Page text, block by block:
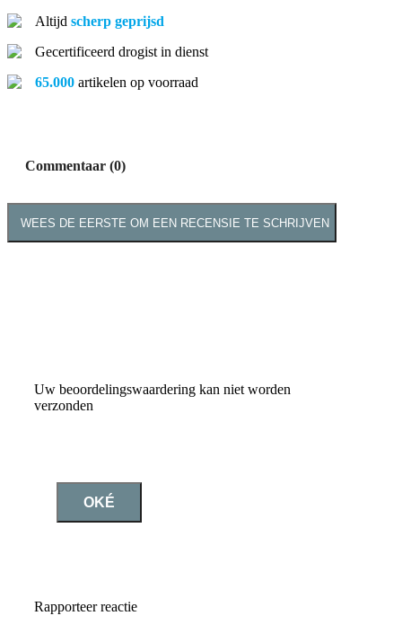
Altijd scherp geprijsd
Gecertificeerd drogist in dienst
65.000 artikelen op voorraad
Commentaar (0)
WEES DE EERSTE OM EEN RECENSIE TE SCHRIJVEN
Uw beoordelingswaardering kan niet worden
verzonden
OKÉ
Rapporteer reactie